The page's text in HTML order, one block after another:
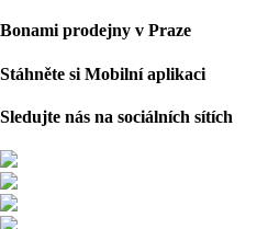
Bonami prodejny v Praze
Stáhněte si Mobilní aplikaci
Sledujte nás na sociálních sítích